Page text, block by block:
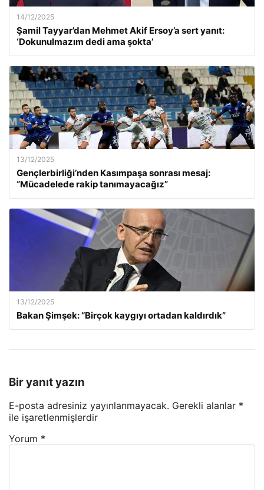
14/12/2025
Şamil Tayyar’dan Mehmet Akif Ersoy’a sert yanıt:
‘Dokunulmazım dedi ama şokta’
13/12/2025
Gençlerbirliği’nden Kasımpaşa sonrası mesaj:
“Mücadelede rakip tanımayacağız”
13/12/2025
Bakan Şimşek: “Birçok kaygıyı ortadan kaldırdık”
Bir yanıt yazın
E-posta adresiniz yayınlanmayacak. Gerekli alanlar *
ile işaretlenmişlerdir
Yorum *